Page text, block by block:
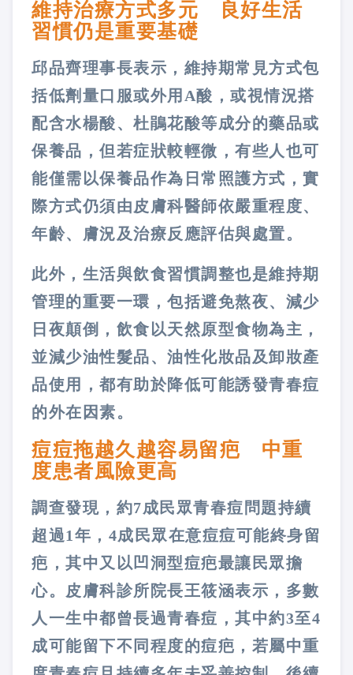
維持治療方式多元 良好生活
習慣仍是重要基礎
邱品齊理事長表示，維持期常見方式包
括低劑量口服或外用A酸，或視情況搭
配含水楊酸、杜鵑花酸等成分的藥品或
保養品，但若症狀較輕微，有些人也可
能僅需以保養品作為日常照護方式，實
際方式仍須由皮膚科醫師依嚴重程度、
年齡、膚況及治療反應評估與處置。
此外，生活與飲食習慣調整也是維持期
管理的重要一環，包括避免熬夜、減少
日夜顛倒，飲食以天然原型食物為主，
並減少油性髮品、油性化妝品及卸妝產
品使用，都有助於降低可能誘發青春痘
的外在因素。
痘痘拖越久越容易留疤 中重
度患者風險更高
調查發現，約7成民眾青春痘問題持續
超過1年，4成民眾在意痘痘可能終身留
疤，其中又以凹洞型痘疤最讓民眾擔
心。皮膚科診所院長王筱涵表示，多數
人一生中都曾長過青春痘，其中約3至4
成可能留下不同程度的痘疤，若屬中重